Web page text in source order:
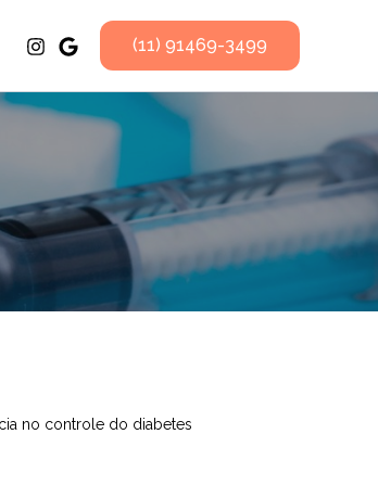
(11) 91469-3499
no controle do diabetes